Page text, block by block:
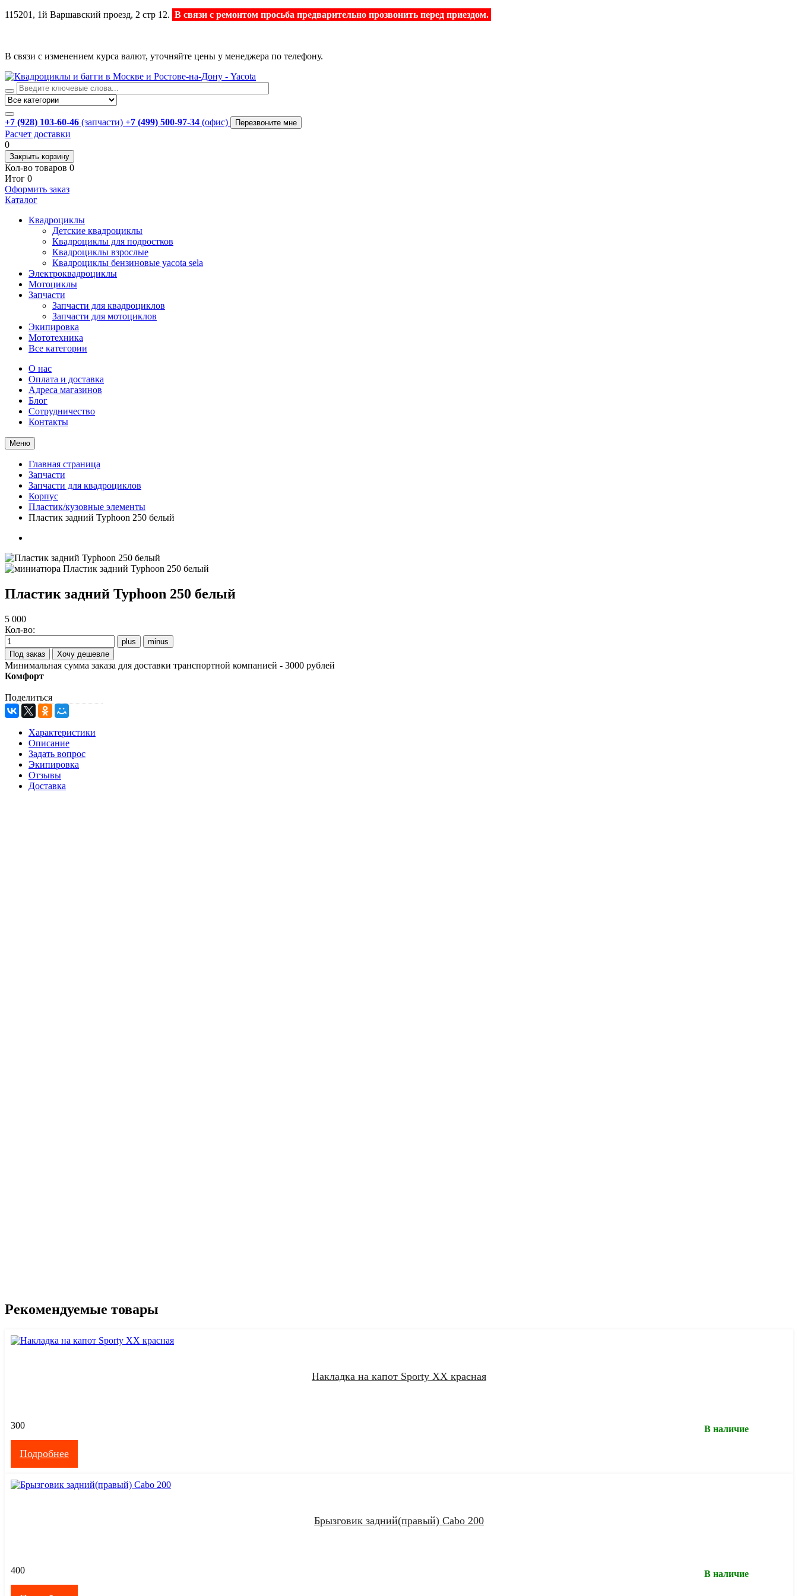
115201, 1й Варшавский проезд, 2 стр 12. В связи с ремонтом просьба предварительно прозвонить перед приездом.
В связи с изменением курса валют, уточняйте цены у менеджера по телефону.
+7 (928) 103-60-46 (запчасти) +7 (499) 500-97-34 (офис) Перезвоните мне
Расчет доставки
0
Закрыть корзину
Кол-во товаров 0
Итог 0
Оформить заказ
Каталог
Квадроциклы
Детские квадроциклы
Квадроциклы для подростков
Квадроциклы взрослые
Квадроциклы бензиновые yacota sela
Электроквадроциклы
Мотоциклы
Запчасти
Запчасти для квадроциклов
Запчасти для мотоциклов
Экипировка
Мототехника
Все категории
О нас
Оплата и доставка
Адреса магазинов
Блог
Сотрудничество
Контакты
Меню
Главная страница
Запчасти
Запчасти для квадроциклов
Корпус
Пластик/кузовные элементы
Пластик задний Typhoon 250 белый
Пластик задний Typhoon 250 белый
5 000
Кол-во:
Хочу дешевле
Минимальная сумма заказа для доставки транспортной компанией - 3000 рублей
Комфорт
Поделиться
Характеристики
Описание
Задать вопрос
Экипировка
Отзывы
Доставка
Рекомендуемые товары
Накладка на капот Sporty XX красная
В наличие
300
Подробнее
Брызговик задний(правый) Cabo 200
В наличие
400